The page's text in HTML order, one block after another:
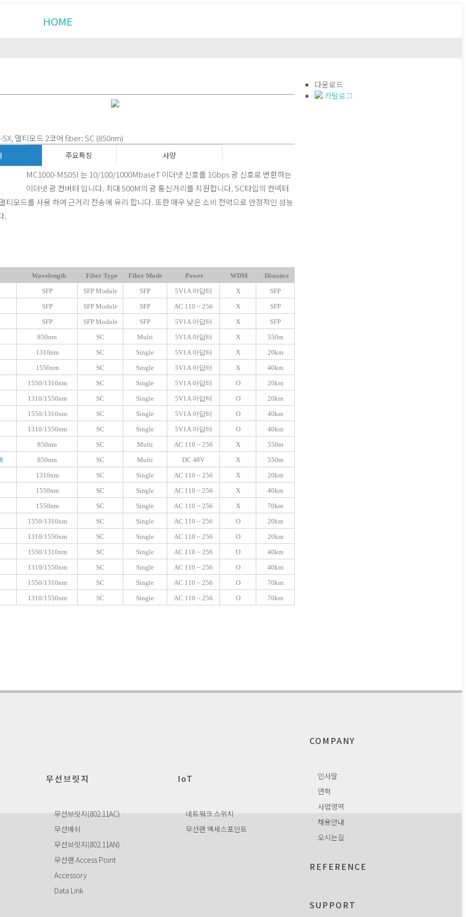
HOME
멀티모드 2코어 fiber: SC (850nm)
주요특징 사양
MC1000-MS05I 는 10/100/1000MbaseT 이더넷 신호를 1Gbps 광 신호로 변환하는
이더넷 광 컨버터 입니다. 최대 500M의 광 통신거리를 지원합니다. SC타입의 컨넥터
티모드를 사용 하여 근거리 전송에 유리 합니다. 또한 매우 낮은 소비 전력으로 안정적인 성능
.
Wavelength Fiber Type Fiber Mode Power WDM
Distance
SFP SFP Module SFP 5V1A 아답터 X
SFP
SFP SFP Module SFP AC 110 ~ 256 X
SFP
SFP SFP Module SFP 5V1A 아답터 X
SFP
850nm SC Multi 5V1A 아답터 X
550m
1310nm SC Single 5V1A 아답터 X
20km
1550nm SC Single 5V1A 아답터 X
40km
1550/1310nm SC Single 5V1A 아답터 O
20km
1310/1550nm SC Single 5V1A 아답터 O
20km
1550/1310nm SC Single 5V1A 아답터 O
40km
1310/1550nm SC Single 5V1A 아답터 O
40km
850nm SC Multi AC 110 ~ 256 X
550m
850nm SC Multi DC 48V X
550m
1310nm SC Single AC 110 ~ 256 X
20km
1550nm SC Single AC 110 ~ 256 X
40km
1550nm SC Single AC 110 ~ 256 X
70km
1550/1310nm SC Single AC 110 ~ 256 O
20km
1310/1550nm SC Single AC 110 ~ 256 O
20km
1550/1310nm SC Single AC 110 ~ 256 O
40km
1310/1550nm SC Single AC 110 ~ 256 O
40km
1550/1310nm SC Single AC 110 ~ 256 O 70km
1310/1550nm SC Single AC 110 ~ 256 O 70km
다운로드
카탈로그
무선브릿지
무선브릿지(802.11AC)
무선메쉬
무선브릿지(802.11AN)
무선랜 Access Point
Accessory
Data Link
IoT
네트워크 스위치
무선랜 엑세스포인트
COMPANY
인사말
연혁
사업영역
채용안내
오시는길
REFERENCE
SUPPORT